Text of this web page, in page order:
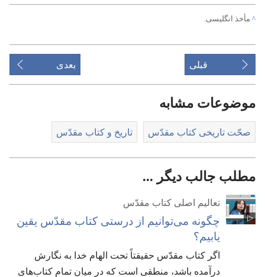
^ مأخذ انگلیسی.‏
قبلی بعدی
موضوعات مشابه
صحّت تاریخی کتاب مقدّس تاریخ و کتاب مقدّس
مطلب جالب دیگر ...
تعالیم اصلی کتاب مقدّس
چگونه می‌توانیم از درستی کتاب مقدّس یقین
یابیم؟‏
اگر کتاب مقدّس حقیقتاً تحت الهام خدا به نگارش
درآمده باشد،‏ منطقی است که در میان تمام کتاب‌های